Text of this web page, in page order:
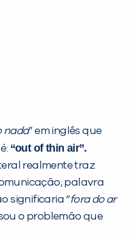
nada” em inglês que
“out of thin air”.
realmente traz
palavra
significaria “fora do ar
o problemão que